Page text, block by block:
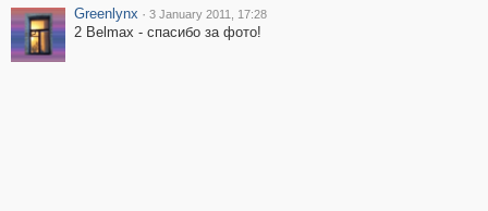
Greenlynx · 3 January 2011, 17:28
2 Belmax - спасибо за фото!